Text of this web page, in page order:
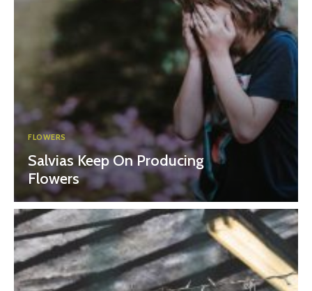
FLOWERS
Salvias Keep On Producing
Flowers